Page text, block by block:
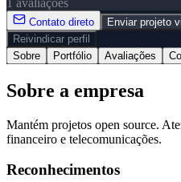
Contato direto Enviar projeto
Reivindicar perfil
Sobre
Portfólio Avaliações
Sobre a empresa
Mantém projetos open source.
financeiro e telecomunicações.
Reconhecimentos